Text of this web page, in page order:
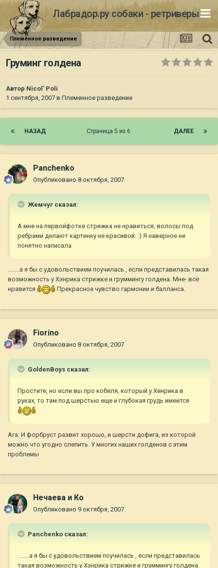
Лабрадор.ру собаки - ретриверы
Племенное разведение
Груминг голдена
Автор Nicol' Poli
1 сентября, 2007 в Племенное разведение
НАЗАД ДАЛЕЕ
Страница 5 из 6
Panchenko
Опубликовано 8 октября, 2007
Жемчуг сказал:
А мне на первойфотке стрижка не нравиться, волосы под
ребрами делают картинку не красивой. :) Я наверное не
понятно написала
........а я бы с удовольствием поучилась , если представилась такая
возможность у Хэнрика стрижке и груммингу голдена. Мне- всё
нравится
Прекрасное чувство гармонии и балланса.
Fiorino
Опубликовано 8 октября, 2007
GoldenBoys сказал:
Простите, но если вы про кобеля, который у Хенрика в
руках, то там под шерстью еще и глубокая грудь имеется
Ага. И форбруст развит хорошо, и шерсти дофига, из которой
можно что угодно слепить. У многих наших голденов с этим
проблемы
Нечаева и Ко
Опубликовано 9 октября, 2007
Panchenko сказал:
........а я бы с удовольствием поучилась , если представилась
такая возможность у Хэнрика стрижке и груммингу голдена.